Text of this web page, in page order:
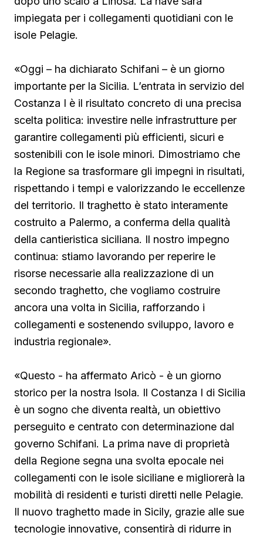
impiegata per i collegamenti quotidiani con le
isole Pelagie.
«Oggi – ha dichiarato Schifani – è un giorno
importante per la Sicilia. L’entrata in servizio del
Costanza I è il risultato concreto di una precisa
scelta politica: investire nelle infrastrutture per
garantire collegamenti più efficienti, sicuri e
sostenibili con le isole minori. Dimostriamo che
la Regione sa trasformare gli impegni in risultati,
rispettando i tempi e valorizzando le eccellenze
del territorio. Il traghetto è stato interamente
costruito a Palermo, a conferma della qualità
della cantieristica siciliana. Il nostro impegno
continua: stiamo lavorando per reperire le
risorse necessarie alla realizzazione di un
secondo traghetto, che vogliamo costruire
ancora una volta in Sicilia, rafforzando i
collegamenti e sostenendo sviluppo, lavoro e
industria regionale».
«Questo - ha affermato Aricò - è un giorno
storico per la nostra Isola. Il Costanza I di Sicilia
è un sogno che diventa realtà, un obiettivo
perseguito e centrato con determinazione dal
governo Schifani. La prima nave di proprietà
della Regione segna una svolta epocale nei
collegamenti con le isole siciliane e migliorerà la
mobilità di residenti e turisti diretti nelle Pelagie.
Il nuovo traghetto made in Sicily, grazie alle sue
tecnologie innovative, consentirà di ridurre in